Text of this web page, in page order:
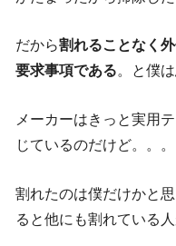
だから割れることなく
要求事項である。と僕
メーカーはきっと実用
じているのだけど。。。
割れたのは僕だけかと
ると他にも割れている人